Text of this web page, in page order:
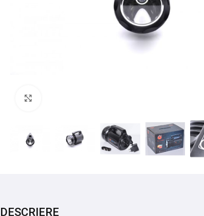
DESCRIERE